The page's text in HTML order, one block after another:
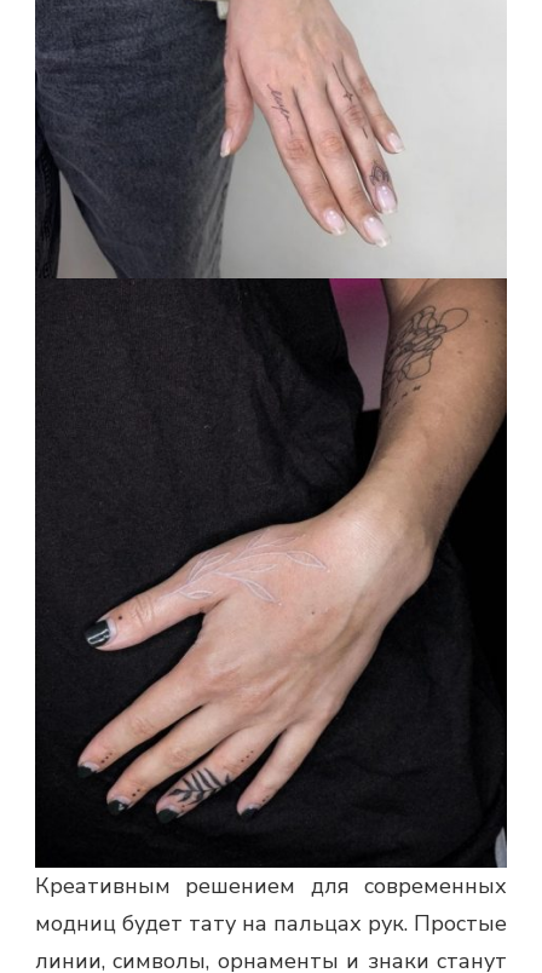
Креативным решением для современных
модниц будет тату на пальцах рук. Простые
линии, символы, орнаменты и знаки станут